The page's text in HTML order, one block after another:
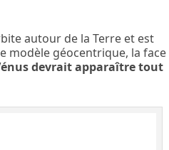
autour de la Terre et est
modèle géocentrique, la face
devrait apparaître tout